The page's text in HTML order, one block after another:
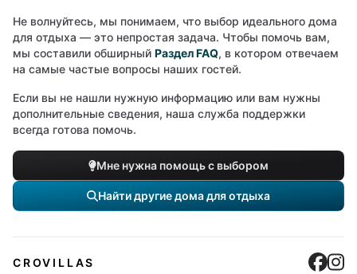
Не волнуйтесь, мы понимаем, что выбор идеального дома
для отдыха — это непростая задача. Чтобы помочь вам,
мы составили обширный Раздел FAQ, в котором отвечаем
на самые частые вопросы наших гостей.
Если вы не нашли нужную информацию или вам нужны
дополнительные сведения, наша служба поддержки
всегда готова помочь.
Мне нужна помощь с выбором
Найти другие дома для отдыха
CROVILLAS